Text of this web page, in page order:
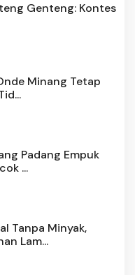
Genteng: Kontes
Minang Tetap
Padang Empuk
...
Tanpa Minyak,
Lam...